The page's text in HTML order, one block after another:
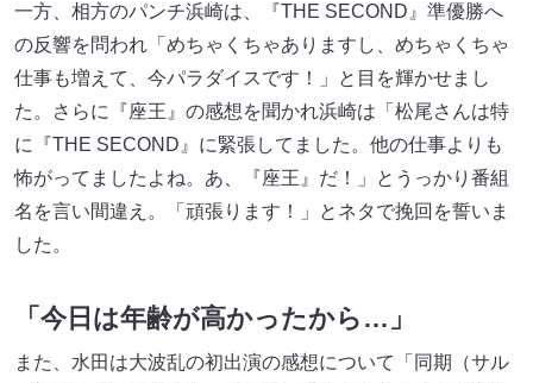
一方、相方のパンチ浜崎は、『THE SECOND』準優勝へ
の反響を問われ「めちゃくちゃありますし、めちゃくちゃ
仕事も増えて、今パラダイスです！」と目を輝かせまし
た。さらに『座王』の感想を聞かれ浜崎は「松尾さんは特
に『THE SECOND』に緊張してました。他の仕事よりも
怖がってましたよね。あ、『座王』だ！」とうっかり番組
名を言い間違え。「頑張ります！」とネタで挽回を誓いま
した。
「今日は年齢が高かったから…」
また、水田は大波乱の初出演の感想について「同期（サル